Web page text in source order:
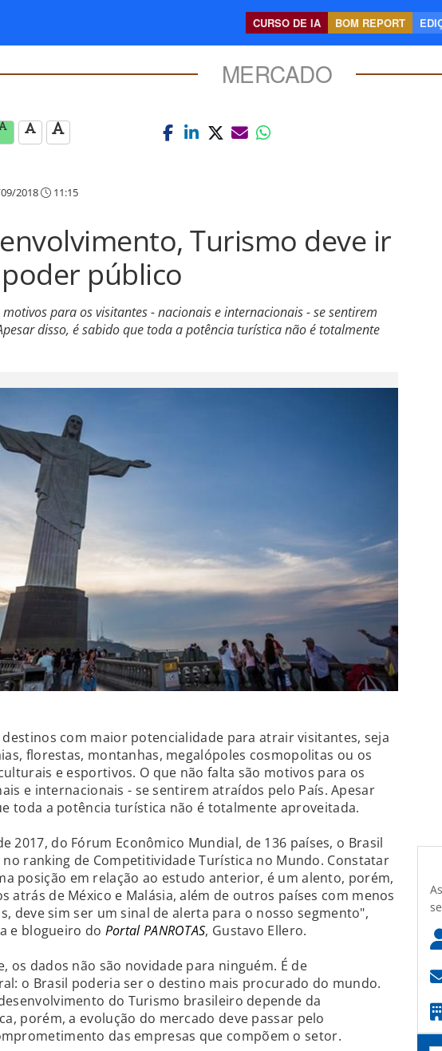
CURSO DE IA BOM REPORT
MERCADO
2018 11:15
Turismo deve ir
público
para os visitantes - nacionais e internacionais - se sentirem
disso, é sabido que toda a potência turística não é totalmente
destinos com maior potencialidade para atrair visitantes, seja
florestas, montanhas, megalópoles cosmopolitas ou os
e esportivos. O que não falta são motivos para os
e internacionais - se sentirem atraídos pelo País. Apesar
toda a potência turística não é totalmente aproveitada.
2017, do Fórum Econômico Mundial, de 136 países, o Brasil
no ranking de Competitividade Turística no Mundo. Constatar
posição em relação ao estudo anterior, é um alento, porém,
atrás de México e Malásia, além de outros países com menos
deve sim ser um sinal de alerta para o nosso segmento",
e blogueiro do Portal PANROTAS, Gustavo Ellero.
os dados não são novidade para ninguém. É de
o Brasil poderia ser o destino mais procurado do mundo.
do Turismo brasileiro depende da
porém, a evolução do mercado deve passar pelo
das empresas que compõem o setor.